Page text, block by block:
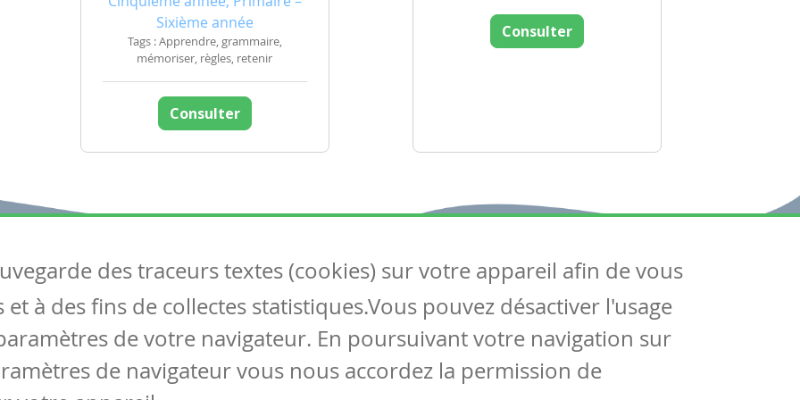
Sixième année
Tags : Apprendre, grammaire,
mémoriser, règles, retenir
Consulter
Consulter
Articles
Tous les articles
Articles DYS
Circulaires
Suivez-nous
Contactez-nous
Soutien scolaire
des traceurs textes (cookies) sur votre appareil afin de vous
à des fins de collectes statistiques.Vous pouvez désactiver l'usage
de votre navigateur. En poursuivant votre navigation sur
de navigateur vous nous accordez la permission de